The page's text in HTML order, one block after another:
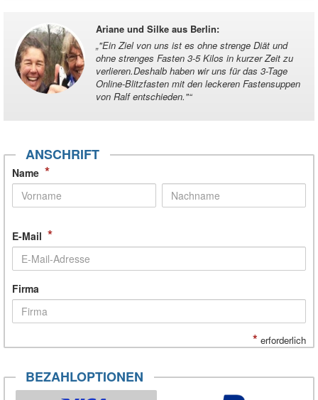
Ariane und Silke aus Berlin:
„"Ein Ziel von uns ist es ohne strenge Diät und
ohne strenges Fasten 3-5 Kilos in kurzer Zeit zu
verlieren.Deshalb haben wir uns für das 3-Tage
Online-Blitzfasten mit den leckeren Fastensuppen
von Ralf entschieden."“
ANSCHRIFT
Name *
E-Mail *
Firma
* erforderlich
BEZAHLOPTIONEN